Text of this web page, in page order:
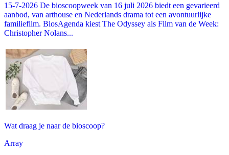
15-7-2026 De bioscoopweek van 16 juli 2026 biedt een gevarieerd
aanbod, van arthouse en Nederlands drama tot een avontuurlijke
familiefilm. BiosAgenda kiest The Odyssey als Film van de Week:
Christopher Nolans...
Wat draag je naar de bioscoop?
Array